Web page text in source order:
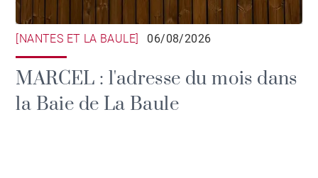
[NANTES ET LA BAULE] 06/08/2026
MARCEL : l'adresse du mois dans
la Baie de La Baule